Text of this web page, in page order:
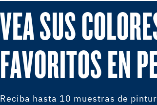
VEA SUS
FAVORITOS EN
Reciba hasta 10 muestras de